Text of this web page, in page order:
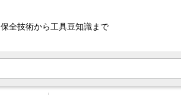
保全技術から工具豆知識まで